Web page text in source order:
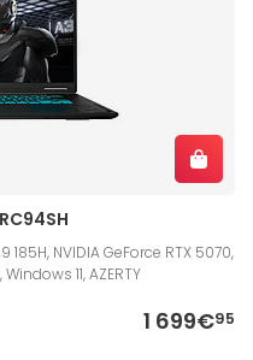
NVIDIA GeForce RTX 5070,
11, AZERTY
1 699€95